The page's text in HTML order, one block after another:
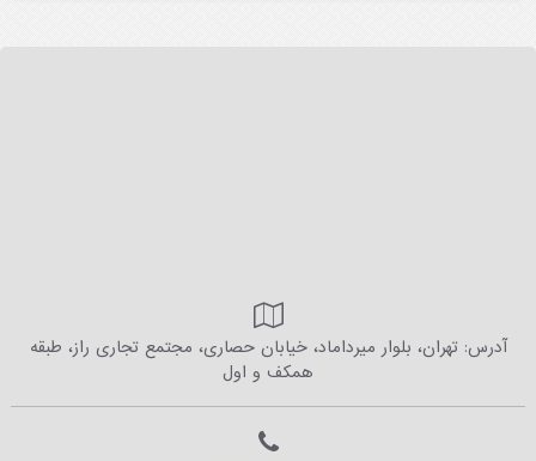
آدرس: تهران، بلوار میرداماد، خیابان حصاری، مجتمع تجاری راز، طبقه
همکف و اول